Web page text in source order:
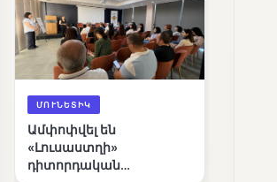
ՄՈՒՆԵՏԻԿ
Ամփոփվել են
«Լուսաստղի»
դիտորդական